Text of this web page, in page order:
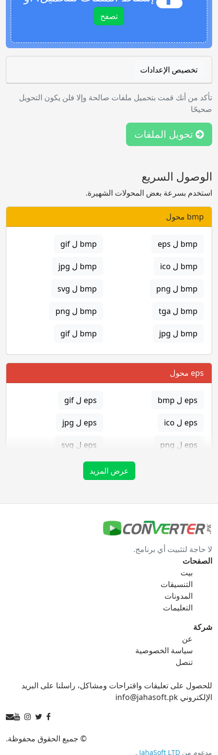
تصفح
تخصيص الإعدادات
تأكد من أنك قمت بتحميل ملفات صالحة وإلا فلن يكون التحويل
صحيحًا
تحويل الملفات
الوصول السريع
استخدم بسرعة بعض المحولات الشهيرة.
bmp محول
bmp ل eps bmp ل gif
bmp ل ico bmp ل jpg
bmp ل png bmp ل svg
bmp ل tga bmp ل png
bmp ل jpg bmp ل gif
eps محول
eps ل bmp eps ل gif
eps ل ico eps ل jpg
eps ل png eps ل svg
gif محول
gif ل bmp
gif ل ico
gif ل png
gif ل tga
ico ل bmp
ico ل gif ico ل jpg
عرض المزيد
لا حاجة لتثبيت أي برنامج.
الصفحات
بيت
التنسيقات
المدونات
التعليمات
شركة
عن
سياسة الخصوصية
تنصل
للحصول على تعليقات واقتراحات ومشاكل، راسلنا على البريد
الإلكتروني info@jahasoft.pk
© جميع الحقوق محفوظة.
مدعوم من JahaSoft LTD
.